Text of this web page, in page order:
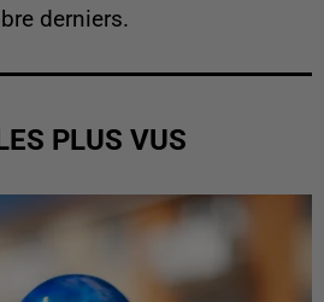
derniers.
PLUS VUS